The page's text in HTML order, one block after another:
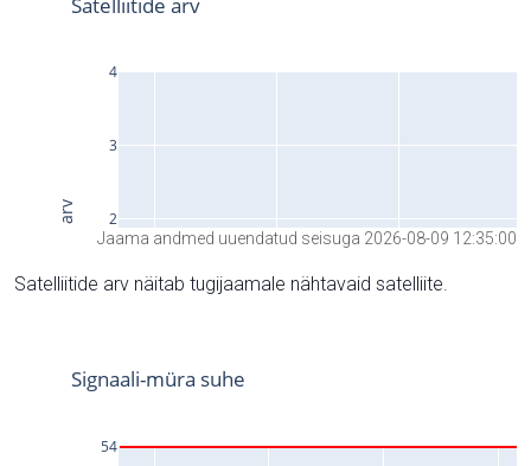
Jaama andmed uuendatud seisuga 2026-08-09 12:35:00
Satelliitide arv näitab tugijaamale nähtavaid satelliite.